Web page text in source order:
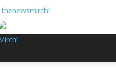
thenewsmirchi